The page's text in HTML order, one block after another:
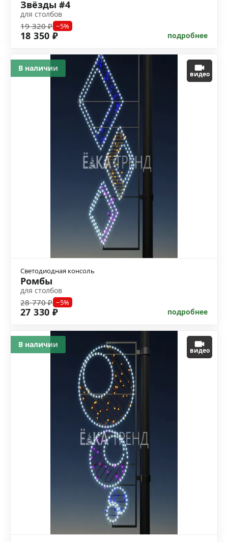
Звёзды #4
для столбов
19 320 ₽ −5%
18 350 ₽ подробнее
видео
Светодиодная консоль
Ромбы
для столбов
28 770 ₽ −5%
27 330 ₽ подробнее
В наличии
видео
В наличии